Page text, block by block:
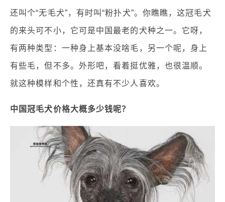
还叫个“无毛犬”，有时叫“粉扑犬”。你瞧瞧，这冠毛犬
的来头可不小，它可是中国最老的犬种之一。它呀，
有两种类型：一种身上基本没啥毛，另一个呢，身上
有些毛，但不多。外形吧，看着挺优雅，也很温顺。
就这种模样和个性，还真有不少人喜欢。
中国冠毛犬价格大概多少钱呢？